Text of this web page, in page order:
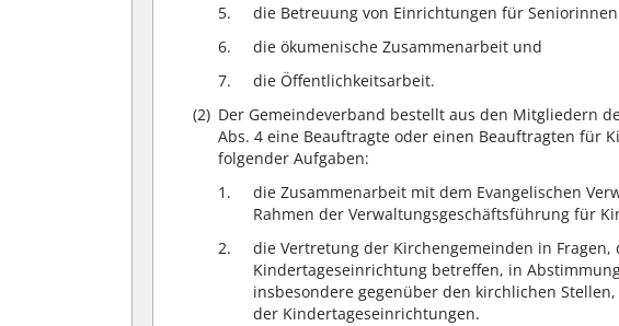
die Betreuung von Einrichtungen für
die ökumenische Zusammenarbeit und
die Öffentlichkeitsarbeit.
(2) Der Gemeindeverband bestellt aus den Mitgliedern
Abs. 4 eine Beauftragte oder einen Beauftragten für
folgender Aufgaben:
die Zusammenarbeit mit dem Evangelischen
Rahmen der Verwaltungsgeschäftsführung für
die Vertretung der Kirchengemeinden in
Kindertageseinrichtung betreffen, in
insbesondere gegenüber den kirchlichen
der Kindertageseinrichtungen.